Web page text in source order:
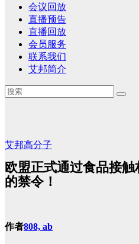
会议回放
直播预告
直播回放
会员服务
联系我们
艾邦简介
艾邦高分子
欧盟正式通过食品接触
的禁令！
作者808, ab